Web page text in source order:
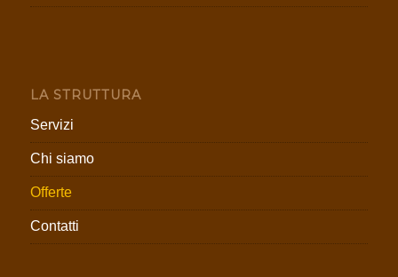
LA STRUTTURA
Servizi
Chi siamo
Offerte
Contatti